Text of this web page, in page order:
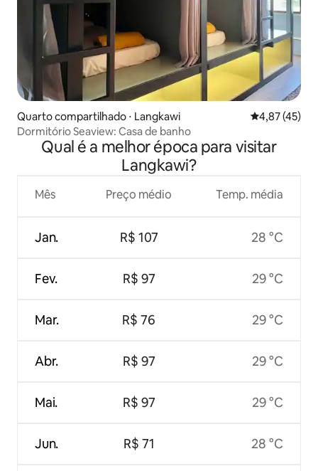
Quarto compartilhado ⋅ Langkawi 4,87 de uma
4,87 (45)
Dormitório Seaview: Casa de banho
Qual é a melhor época para visitar
Langkawi?
Mês
Jan.
Fev.
Mar.
Abr.
Mai.
Jun.
Preço médio
R$ 107
R$ 97
R$ 76
R$ 97
R$ 97
R$ 71
Temp. média
28 °C
29 °C
29 °C
29 °C
29 °C
28 °C